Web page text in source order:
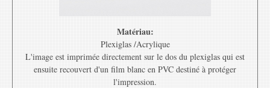
Matériau:
Plexiglas /Acrylique
L'image est imprimée directement sur le dos du plexiglas qui est
ensuite recouvert d'un film blanc en PVC destiné à protéger
l'impression.